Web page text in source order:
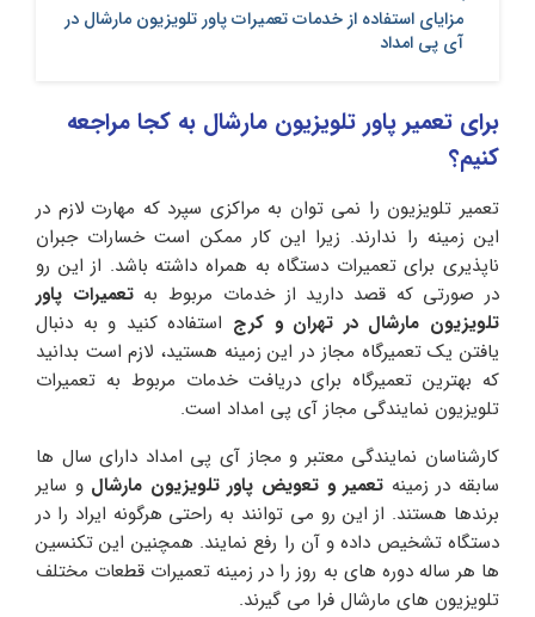
مزایای استفاده از خدمات تعمیرات پاور تلویزیون مارشال در
آی پی امداد
برای تعمیر پاور تلویزیون مارشال به کجا مراجعه
کنیم؟
تعمیر تلویزیون را نمی توان به مراکزی سپرد که مهارت لازم در
این زمینه را ندارند. زیرا این کار ممکن است خسارات جبران
ناپذیری برای تعمیرات دستگاه به همراه داشته باشد. از این رو
در صورتی که قصد دارید از خدمات مربوط بهتعمیرات پاور
تلویزیون مارشال در تهران و کرج استفاده کنید و به دنبال
یافتن یک تعمیرگاه مجاز در این زمینه هستید، لازم است بدانید
که بهترین تعمیرگاه برای دریافت خدمات مربوط به تعمیرات
تلویزیون نمایندگی مجاز آی پی امداد است.
کارشناسان نمایندگی معتبر و مجاز آی پی امداد دارای سال ها
سابقه در زمینه تعمیر و تعویض پاور تلویزیون مارشال و سایر
برندها هستند. از این رو می توانند به راحتی هرگونه ایراد را در
دستگاه تشخیص داده و آن را رفع نمایند. همچنین این تکنسین
ها هر ساله دوره های به روز را در زمینه تعمیرات قطعات مختلف
تلویزیون های مارشال فرا می گیرند.